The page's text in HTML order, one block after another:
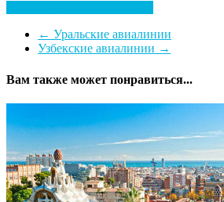
← Уральские авиалинии
Узбекские авиалинии →
Вам также может понравиться...